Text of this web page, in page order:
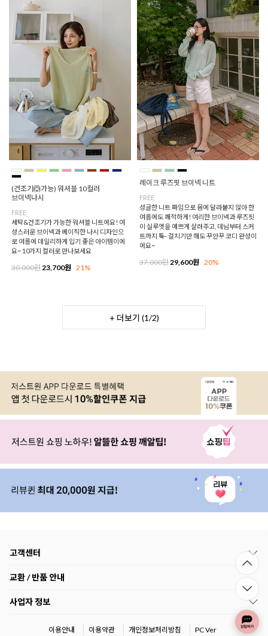
(건조기🙆가능) 워셔블 10컬러
브이넥나시
FREE
세탁&건조기가 가능한 워셔블 니트에요! 여
성스러운 브이넥과 베이직한 나시 디자인으
로 여름에 데일리하게 입기 좋은 아이템이에
요~ 10가지 컬러로 만나보세요
30,000원 23,700원 21%
레이크 루즈핏 브이넥 니트
FREE
성글한 니트 짜임으로 몸에 달라붙지 않아 한
여름에도 쾌적하게! 여리한 브이넥과 루즈핏
이 실루엣을 예쁘게 살려주고, 데님부터 스커
트까지 툭- 걸치기만 해도 꾸안꾸 코디 완성이
에요~
37,000원 29,600원 20%
+ 더보기 (1/2)
고객센터
교환 / 반품 안내
사업자 정보
이용안내 이용약관 개인정보처리방침 PC Ver